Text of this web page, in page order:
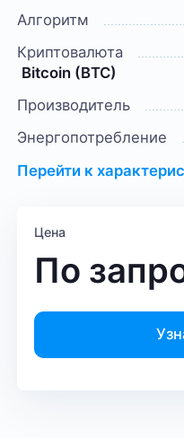
Алгоритм
Криптовалюта
Bitcoin (BTC)
Производитель
Энергопотребление
Перейти к
Цена
По